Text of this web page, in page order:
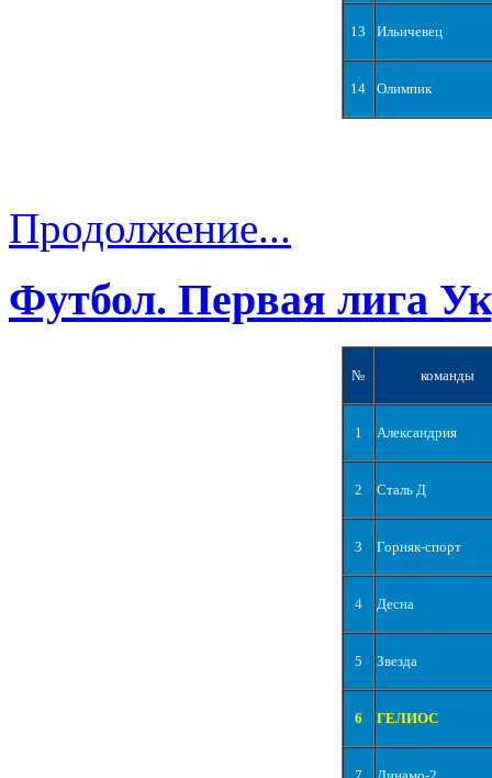
13 Ильичевец
14 Олимпик
Продолжение...
Футбол. Первая лига
№ команды
1 Александрия
2 Сталь Д
3 Горняк-спорт
4 Десна
5 Звезда
6 ГЕЛИОС